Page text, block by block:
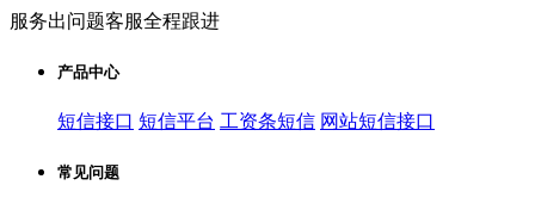
服务出问题客服全程跟进
产品中心
短信接口 短信平台 工资条短信 网站短信接口
常见问题